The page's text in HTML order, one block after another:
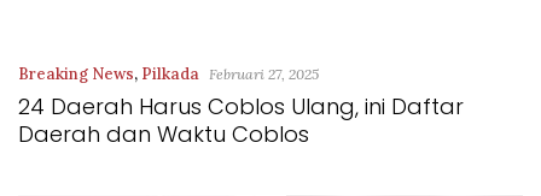
Breaking News, Pilkada Februari 27, 2025
24 Daerah Harus Coblos Ulang, ini Daftar
Daerah dan Waktu Coblos